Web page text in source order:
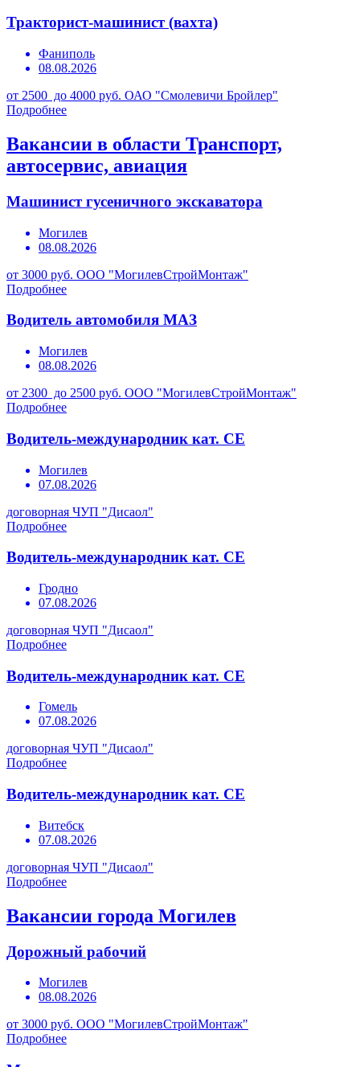
Тракторист-машинист (вахта)
Фаниполь
08.08.2026
от 2500 до 4000 руб. ОАО "Смолевичи Бройлер"
Подробнее
Вакансии в области Транспорт,
автосервис, авиация
Машинист гусеничного экскаватора
Могилев
08.08.2026
от 3000 руб. ООО "МогилевСтройМонтаж"
Подробнее
Водитель автомобиля МАЗ
Могилев
08.08.2026
от 2300 до 2500 руб. ООО "МогилевСтройМонтаж"
Подробнее
Водитель-международник кат. СЕ
Могилев
07.08.2026
договорная ЧУП "Дисаол"
Подробнее
Водитель-международник кат. СЕ
Гродно
07.08.2026
договорная ЧУП "Дисаол"
Подробнее
Водитель-международник кат. СЕ
Гомель
07.08.2026
договорная ЧУП "Дисаол"
Подробнее
Водитель-международник кат. СЕ
Витебск
07.08.2026
договорная ЧУП "Дисаол"
Подробнее
Вакансии города Могилев
Дорожный рабочий
Могилев
08.08.2026
от 3000 руб. ООО "МогилевСтройМонтаж"
Подробнее